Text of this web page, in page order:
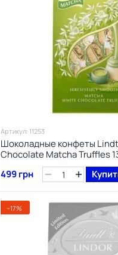
Артикул: 11253
Шоколадные конфеты
Chocolate Matcha Truffles
499 грн
−17%